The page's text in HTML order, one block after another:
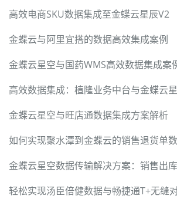
高效电商SKU数据集成至金蝶云星辰V2
金蝶云与阿里宜搭的数据高效集成案例
金蝶云星空与国药WMS高效数据集成案
高效数据集成：植隆业务中台与金蝶云
金蝶云星空与旺店通数据集成方案解析
如何实现聚水潭到金蝶云的销售退货单
金蝶云星空数据传输解决方案：销售出
轻松实现汤臣倍健数据与畅捷通T+无缝